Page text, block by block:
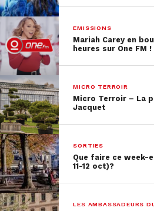
EMISSIONS
Mariah Carey en
heures sur One FM !
MICRO TERROIR
Micro Terroir – La
Jacquet
SORTIES
Que faire ce week-
11-12 oct)?
LES AMBASSADEURS